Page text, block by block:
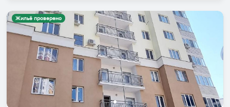
Жильё проверено